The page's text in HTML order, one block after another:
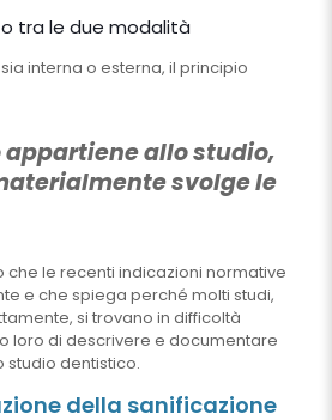
tra le due modalità
interna o esterna, il principio
appartiene allo studio,
svolge le
che le recenti indicazioni normative
e che spiega perché molti studi,
si trovano in difficoltà
loro di descrivere e documentare
studio dentistico.
della sanificazione